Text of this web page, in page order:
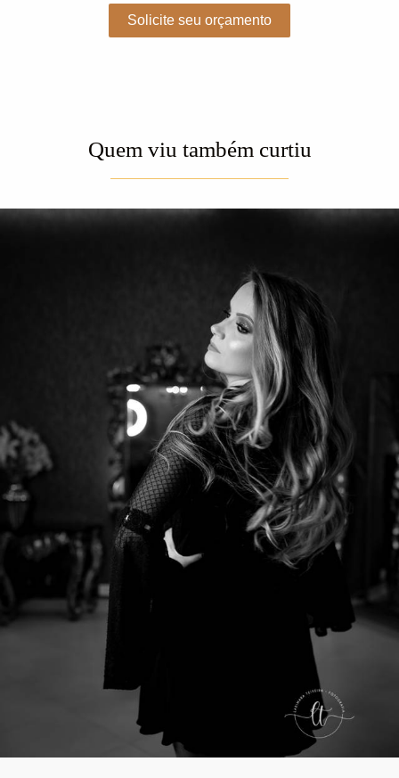
Solicite seu orçamento
Quem viu também curtiu